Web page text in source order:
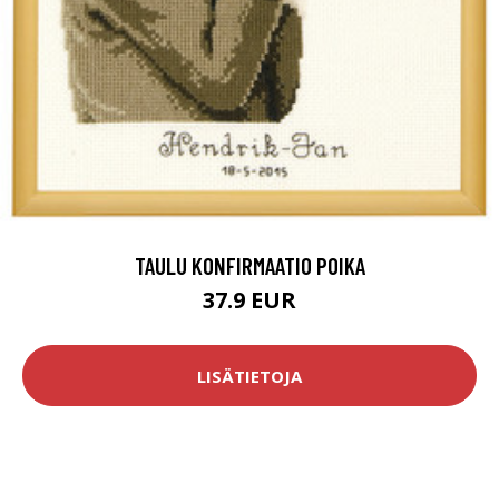
TAULU KONFIRMAATIO POIKA
37.9 EUR
LISÄTIETOJA